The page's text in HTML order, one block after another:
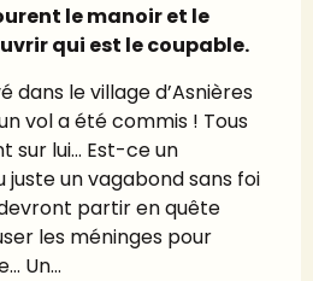
le manoir et le
qui est le coupable.
dans le village d’Asnières
vol a été commis ! Tous
sur lui… Est-ce un
un vagabond sans foi
partir en quête
les méninges pour
Un...